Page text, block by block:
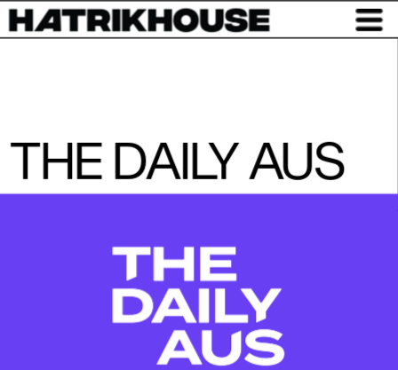
THE DAILY AUS